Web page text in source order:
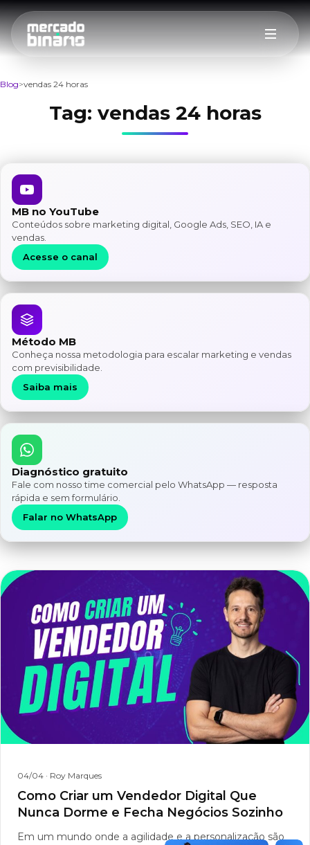
Blog vendas 24 horas
Tag: vendas 24 horas
MB no YouTube
Conteúdos sobre marketing digital, Google Ads, SEO, IA e
vendas.
Acesse o canal
Método MB
Conheça nossa metodologia para escalar marketing e vendas
com previsibilidade.
Saiba mais
Diagnóstico gratuito
Fale com nosso time comercial pelo WhatsApp — resposta
rápida e sem formulário.
Falar no WhatsApp
04/04 · Roy Marques
Como Criar um Vendedor Digital Que
Nunca Dorme e Fecha Negócios Sozinho
Em um mundo onde a agilidade e a personalização são